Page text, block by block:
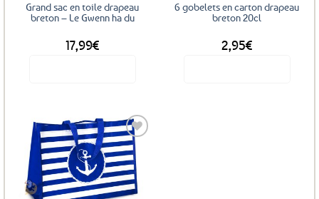
Grand sac en toile drapeau
breton – Le Gwenn ha du
17,99€
6 gobelets en carton drapeau
breton 20cl
2,95€
Ajouter
aux
favoris